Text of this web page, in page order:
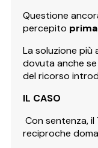
Questione
percepito
La soluzione più
dovuta anche
del ricorso
IL CASO
Con sentenza,
reciproche